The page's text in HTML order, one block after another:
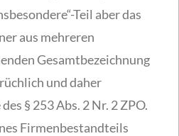
Teil aber das
aus mehreren
Gesamtbezeichnung
und daher
§ 253 Abs. 2 Nr. 2 ZPO.
Firmenbestandteils